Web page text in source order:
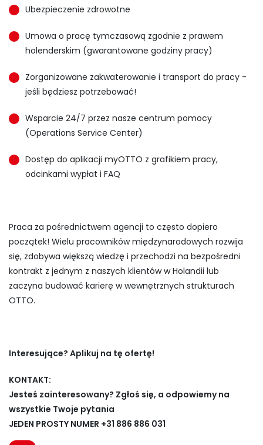
Ubezpieczenie zdrowotne
Umowa o pracę tymczasową zgodnie z prawem
holenderskim (gwarantowane godziny pracy)
Zorganizowane zakwaterowanie i transport do pracy -
jeśli będziesz potrzebować!
Wsparcie 24/7 przez nasze centrum pomocy
(Operations Service Center)
Dostęp do aplikacji myOTTO z grafikiem pracy,
odcinkami wypłat i FAQ
Praca za pośrednictwem agencji to często dopiero
początek! Wielu pracowników międzynarodowych rozwija
się, zdobywa większą wiedzę i przechodzi na bezpośredni
kontrakt z jednym z naszych klientów w Holandii lub
zaczyna budować karierę w wewnętrznych strukturach
OTTO.
Interesujące? Aplikuj na tę ofertę!
KONTAKT:
Jesteś zainteresowany? Zgłoś się, a odpowiemy na
wszystkie Twoje pytania
JEDEN PROSTY NUMER +31 886 886 031